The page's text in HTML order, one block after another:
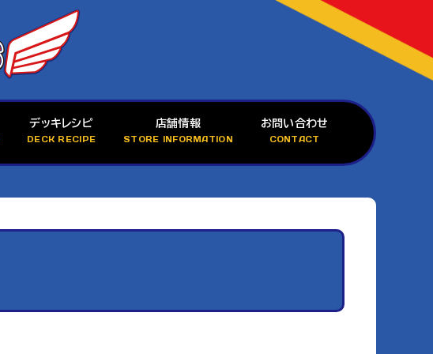
デッキレシピ
DECK RECIPE
店舗情報
STORE INFORMATION
お問い合わせ
CONTACT